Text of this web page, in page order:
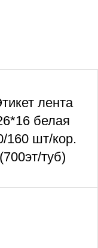
лента
белая
160 шт/кор.
(700эт/туб)